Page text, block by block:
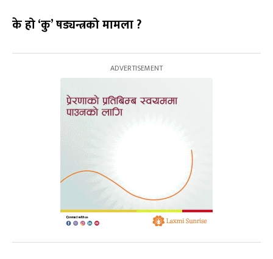
के हो ‘कु’ षड्यन्त्रको मामला ?